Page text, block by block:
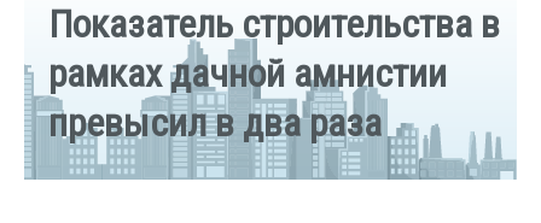
Выкуп
Регионы
Показатель строительства в
рамках дачной амнистии
превысил в два раза